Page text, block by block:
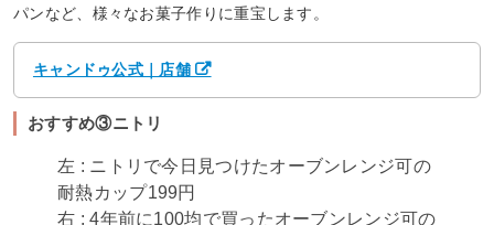
パンなど、様々なお菓子作りに重宝します。
キャンドゥ公式｜店舗
おすすめ③ニトリ
左 : ニトリで今日見つけたオーブンレンジ可の
耐熱カップ199円
右 : 4年前に100均で買ったオーブンレンジ可の